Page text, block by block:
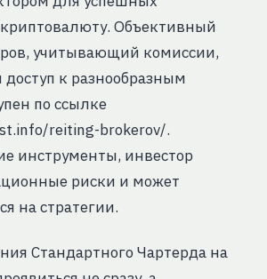
Объективный
учитывающий комиссии,
доступ к разнообразным
по ссылке
reiting-brokerov/.
инструменты, инвестор
риски и может
на стратегии.
Стандартного Чартерда на